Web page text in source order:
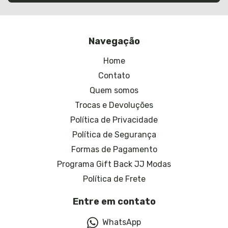
Navegação
Home
Contato
Quem somos
Trocas e Devoluções
Política de Privacidade
Política de Segurança
Formas de Pagamento
Programa Gift Back JJ Modas
Política de Frete
Entre em contato
WhatsApp